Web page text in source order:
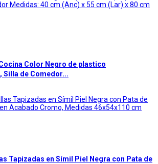
Color Negro de plastico
Silla de Comedor...
Tapizadas en Símil Piel Negra con Pata de